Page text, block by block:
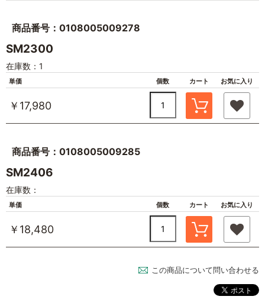
商品番号：0108005009278
SM2300
在庫数：1
単価 個数 カート お気に入り
￥17,980
商品番号：0108005009285
SM2406
在庫数：
単価 個数 カート お気に入り
￥18,480
この商品について問い合わせる